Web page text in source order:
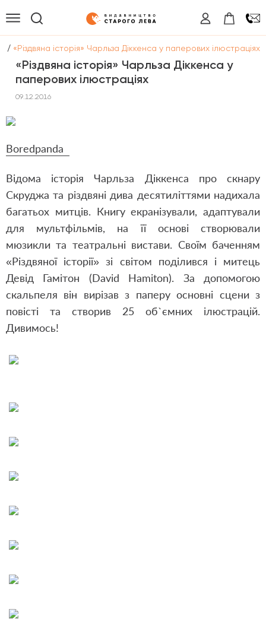
/ «Різдвяна історія» Чарльза Діккенса у паперових ілюстраціях
«Різдвяна історія» Чарльза Діккенса у
паперових ілюстраціях
09.12.2016
Boredpanda
Відома історія Чарльза Діккенса про скнару
Скруджа та різдвяні дива десятиліттями надихала
багатьох митців. Книгу екранізували, адаптували
для мультфільмів, на її основі створювали
мюзикли та театральні вистави. Своїм баченням
«Різдвяної історії» зі світом поділився і митець
Девід Гамітон (David Hamiton). За допомогою
скальпеля він вирізав з паперу основні сцени з
повісті та створив 25 об`ємних ілюстрацій.
Дивимось!